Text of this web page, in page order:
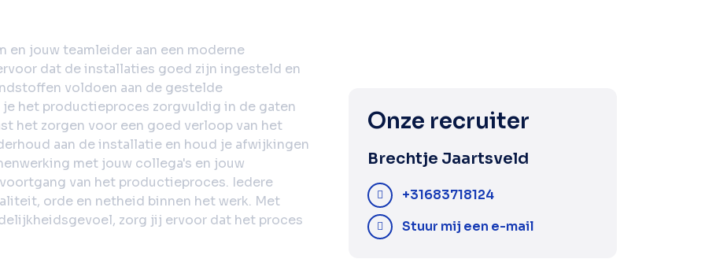
en jouw teamleider aan een moderne
dat de installaties goed zijn ingesteld en
voldoen aan de gestelde
het productieproces zorgvuldig in de gaten
het zorgen voor een goed verloop van het
aan de installatie en houd je afwijkingen
met jouw collega's en jouw
van het productieproces. Iedere
orde en netheid binnen het werk. Met
zorg jij ervoor dat het proces
Onze recruiter
Brechtje Jaartsveld
+31683718124
Stuur mij een e-mail